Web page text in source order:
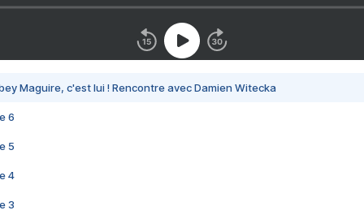
Maguire, c'est lui ! Rencontre avec Damien Witecka
6
5
4
3